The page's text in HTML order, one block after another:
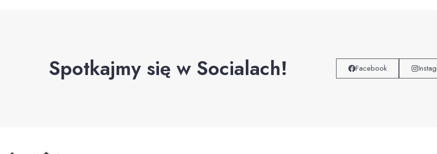
Spotkajmy się w Socialach! Facebook